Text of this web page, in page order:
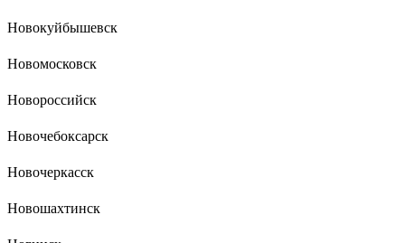
Новокуйбышевск
Новомосковск
Новороссийск
Новочебоксарск
Новочеркасск
Новошахтинск